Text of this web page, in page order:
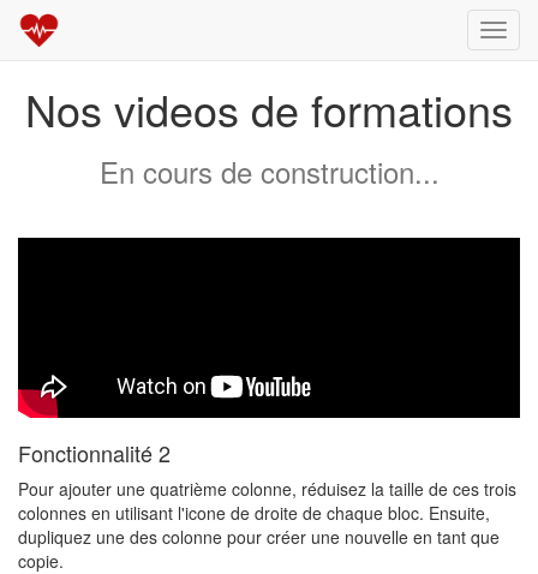
Nos videos de formations
En cours de construction...
Fonctionnalité 2
Pour ajouter une quatrième colonne, réduisez la taille de ces trois
colonnes en utilisant l'icone de droite de chaque bloc. Ensuite,
dupliquez une des colonne pour créer une nouvelle en tant que
copie.